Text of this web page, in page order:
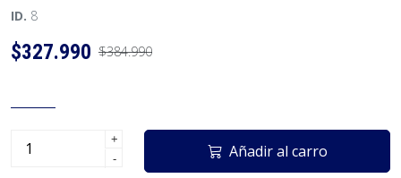
ID. 8
$327.990 $384.990
+
-
Añadir al carro